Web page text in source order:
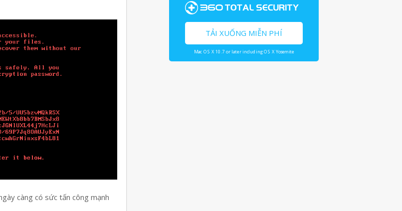
càng có sức tấn công mạnh
TẢI XUỐNG MIỄN PHÍ
Mac OS X 10.7 or later including OS X Yosemite